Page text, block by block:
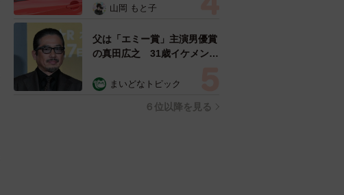
憩まで分刻み… 「大学生で
山岡 もと子
父は「エミー賞」主演男優賞
の真田広之 31歳イケメン俳
「ガチヒロさんそっくり」
まいどなトピック
６位以降を見る